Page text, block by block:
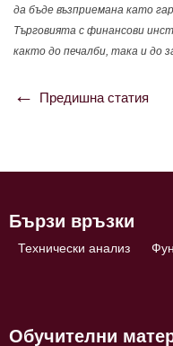
да бъде възприемана като
Търговията с финансови
както до печалби, така и до
Навигация
Предишна статия
Бързи връзки
Технически анализ
Обучителни